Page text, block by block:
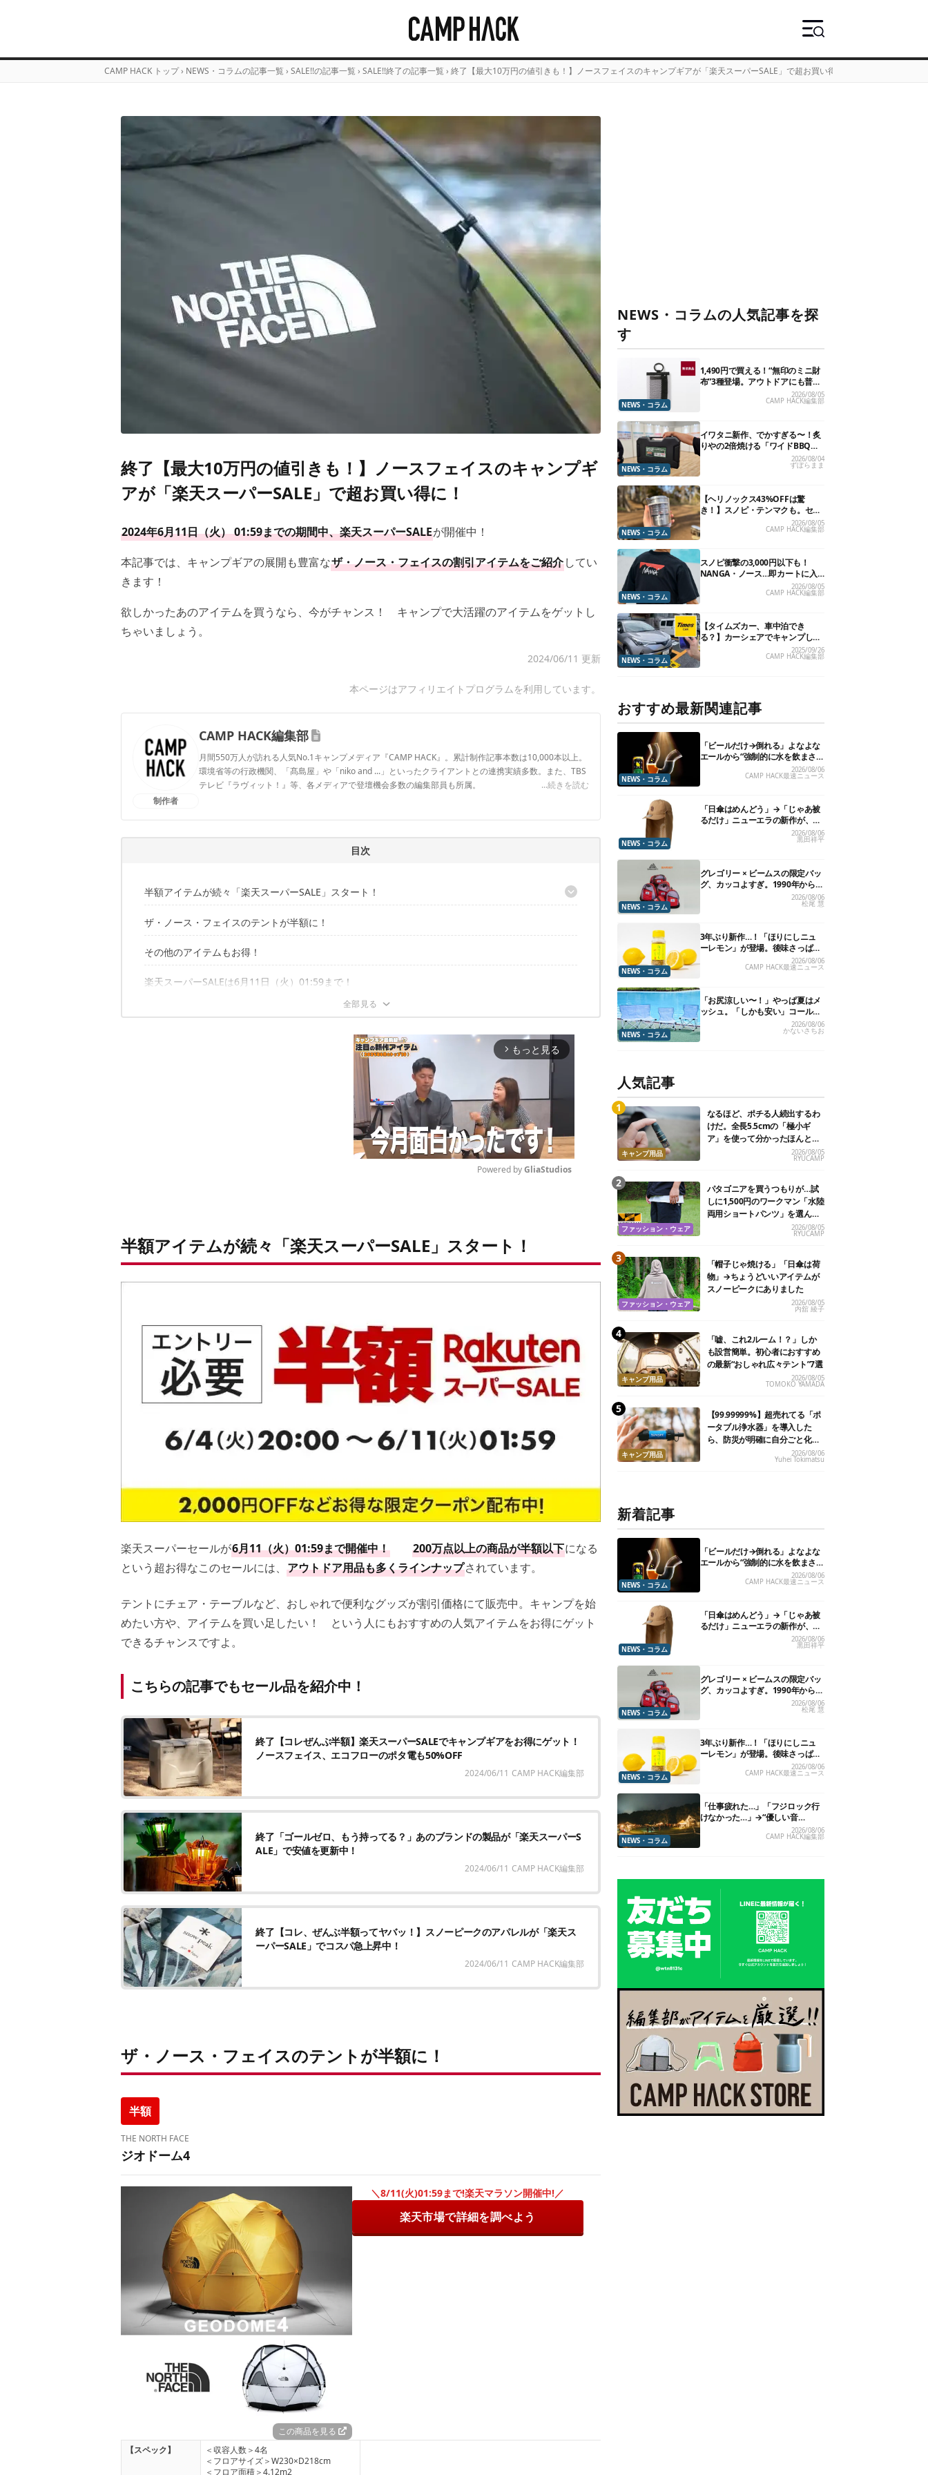
CAMP HACK トップ › NEWS・コラムの記事一覧 › SALE!!の記事一覧 › SALE!!終了の記事一覧 › 終了【最大10万円の値引きも！】ノースフェイスのキャンプギアが「楽天スーパーSALE」で超お買い得に！
終了【最大10万円の値引きも！】ノースフェイスのキャンプギ
アが「楽天スーパーSALE」で超お買い得に！
2024年6月11日（火） 01:59までの期間中、楽天スーパーSALEが開催中！
本記事では、キャンプギアの展開も豊富なザ・ノース・フェイスの割引アイテムをご紹介してい
きます！
欲しかったあのアイテムを買うなら、今がチャンス！ キャンプで大活躍のアイテムをゲットし
ちゃいましょう。
2024/06/11 更新
本ページはアフィリエイトプログラムを利用しています。
制作者
CAMP HACK編集部
月間550万人が訪れる人気No.1キャンプメディア『CAMP HACK』。累計制作記事本数は10,000本以上。
環境省等の行政機関、「髙島屋」や「niko and ...」といったクライアントとの連携実績多数。また、TBS
テレビ『ラヴィット！』等、各メディアで登壇機会多数の編集部員も所属。
...続きを読む
目次
半額アイテムが続々「楽天スーパーSALE」スタート！
こちらの記事でもセール品を紹介中！
ザ・ノース・フェイスのテントが半額に！
その他のアイテムもお得！
楽天スーパーSALEは6月11日（火）01:59まで！
arrow_forward_ios もっと見る
Powered by GliaStudios
半額アイテムが続々「楽天スーパーSALE」スタート！
楽天スーパーセールが6月11（火）01:59まで開催中！ 200万点以上の商品が半額以下になる
という超お得なこのセールには、 アウトドア用品も多くラインナップされています。
テントにチェア・テーブルなど、おしゃれで便利なグッズが割引価格にて販売中。キャンプを始
めたい方や、アイテムを買い足したい！ という人にもおすすめの人気アイテムをお得にゲット
できるチャンスですよ。
こちらの記事でもセール品を紹介中！
終了【コレぜんぶ半額】楽天スーパーSALEでキャンプギアをお得にゲット！
ノースフェイス、エコフローのポタ電も50%OFF
2024/06/11 CAMP HACK編集部
終了「ゴールゼロ、もう持ってる？」あのブランドの製品が「楽天スーパーS
ALE」で安値を更新中！
2024/06/11 CAMP HACK編集部
終了【コレ、ぜんぶ半額ってヤバッ！】スノーピークのアパレルが「楽天ス
ーパーSALE」でコスパ急上昇中！
2024/06/11 CAMP HACK編集部
ザ・ノース・フェイスのテントが半額に！
半額
THE NORTH FACE
ジオドーム4
この商品を見る
＼8/11(火)01:59まで!楽天マラソン開催中!／
楽天市場で詳細を調べよう
【スペック】
＜収容人数＞4名
＜フロアサイズ＞W230×D218cm
＜フロア面積＞4.12m2
NEWS・コラムの人気記事を探
す
NEWS・コラム
1,490円で買える！“無印のミニ財
布”3種登場。アウトドアにも普段
2026/08/05
CAMP HACK編集部
NEWS・コラム
イワタニ新作、でかすぎる〜！炙
りやの2倍焼ける「ワイドBBQグ
リル」で“豪快焼肉”できるよ【再
販開始】
2026/08/04
ずぼらまま
NEWS・コラム
【ヘリノックス43%OFFは驚
き！】スノピ・テンマクも。セー
ル中の「見逃せないキャンプ道
具」12選
2026/08/05
CAMP HACK編集部
NEWS・コラム
スノピ衝撃の3,000円以下も！
NANGA・ノース…即カートに入
れたいアウトドアな「値下げ夏
2026/08/05
CAMP HACK編集部
NEWS・コラム
【タイムズカー、車中泊でき
る？】カーシェアでキャンプした
いので、直接聞いてみました2025/09/26
CAMP HACK編集部
おすすめ最新関連記事
NEWS・コラム
「ビールだけ→倒れる」よなよな
エールから“強制的に水を飲まさ
2026/08/06
CAMP HACK最速ニュース
NEWS・コラム
「日傘はめんどう」→「じゃあ被
るだけ」ニューエラの新作が、真
2026/08/06
黒田祥平
NEWS・コラム
グレゴリー × ビームスの限定バッ
グ、カッコよすぎ。1990年から“3
年のみ使用”されていた、紫タグ
2026/08/06
松尾 慧
NEWS・コラム
3年ぶり新作…！「ほりにしニュ
ーレモン」が登場。後味さっぱり
の万能スパイス！【8月21日発
2026/08/06
CAMP HACK最速ニュース
NEWS・コラム
「お尻涼しい〜！」やっぱ夏はメ
ッシュ。「しかも安い」コールマ
ン今年の新作は、カラーもさわや
かです
2026/08/06
かないさちお
人気記事
キャンプ用品
なるほど、ポチる人続出するわ
けだ。全長5.5cmの「極小ギ
ア」を使って分かったほんとの
2026/08/05
RYUCAMP
ファッション・ウェア
パタゴニアを買うつもりが…試
しに1,500円のワークマン「水陸
両用ショートパンツ」を選んだ
2026/08/05
RYUCAMP
ファッション・ウェア
「帽子じゃ焼ける」「日傘は荷
物」→ちょうどいいアイテムが
スノーピークにありました
2026/08/05
内舘 綾子
キャンプ用品
「嘘、これ2ルーム！？」しか
も設営簡単。初心者におすすめ
の最新“おしゃれ広々テント”7選
2026/08/05
TOMOKO YAMADA
キャンプ用品
【99.99999%】超売れてる「ポ
ータブル浄水器」を導入した
ら、防災が明確に自分ごと化し
2026/08/06
Yuhei Tokimatsu
新着記事
NEWS・コラム
「ビールだけ→倒れる」よなよな
エールから“強制的に水を飲まさ
2026/08/06
CAMP HACK最速ニュース
NEWS・コラム
「日傘はめんどう」→「じゃあ被
るだけ」ニューエラの新作が、真
2026/08/06
黒田祥平
NEWS・コラム
グレゴリー × ビームスの限定バッ
グ、カッコよすぎ。1990年から“3
年のみ使用”されていた、紫タグ
2026/08/06
松尾 慧
NEWS・コラム
3年ぶり新作…！「ほりにしニュ
ーレモン」が登場。後味さっぱり
の万能スパイス！【8月21日発
2026/08/06
CAMP HACK最速ニュース
NEWS・コラム
「仕事疲れた…」「フジロック行
けなかった…」→“優しい音
楽”と“大きな自然”で治癒。まだ間
2026/08/06
CAMP HACK編集部